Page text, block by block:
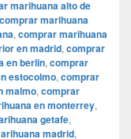
marihuana alto de
comprar marihuana
, comprar marihuana
en madrid, comprar
en berlin, comprar
estocolmo, comprar
malmo, comprar
en monterrey,
getafe,
madrid,